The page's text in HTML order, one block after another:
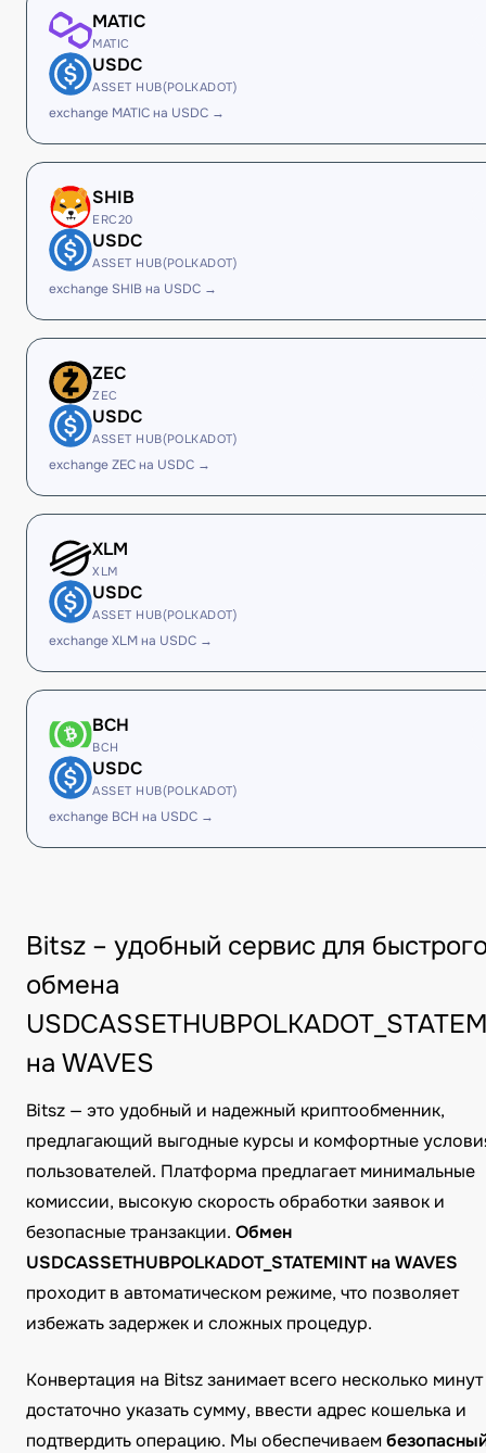
MATIC
MATIC
USDC
ASSET HUB(POLKADOT)
exchange MATIC на USDC →
SHIB
ERC20
USDC
ASSET HUB(POLKADOT)
exchange SHIB на USDC →
ZEC
ZEC
USDC
ASSET HUB(POLKADOT)
exchange ZEC на USDC →
XLM
XLM
USDC
ASSET HUB(POLKADOT)
exchange XLM на USDC →
BCH
BCH
USDC
ASSET HUB(POLKADOT)
exchange BCH на USDC →
Bitsz – удобный сервис для
обмена
на WAVES
Bitsz — это удобный и надежный криптообменник,
предлагающий выгодные курсы и комфортные
пользователей. Платформа предлагает минимальные
комиссии, высокую скорость обработки заявок и
безопасные транзакции. Обмен
USDCASSETHUBPOLKADOT_STATEMINT на WAVES
проходит в автоматическом режиме, что позволяет
избежать задержек и сложных процедур.
Конвертация на Bitsz занимает всего несколько
достаточно указать сумму, ввести адрес кошелька и
подтвердить операцию. Мы обеспечиваем